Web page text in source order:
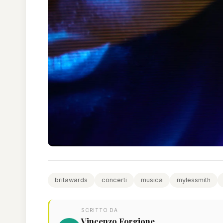
britawards concerti musica mylessmith
SCRITTO DA